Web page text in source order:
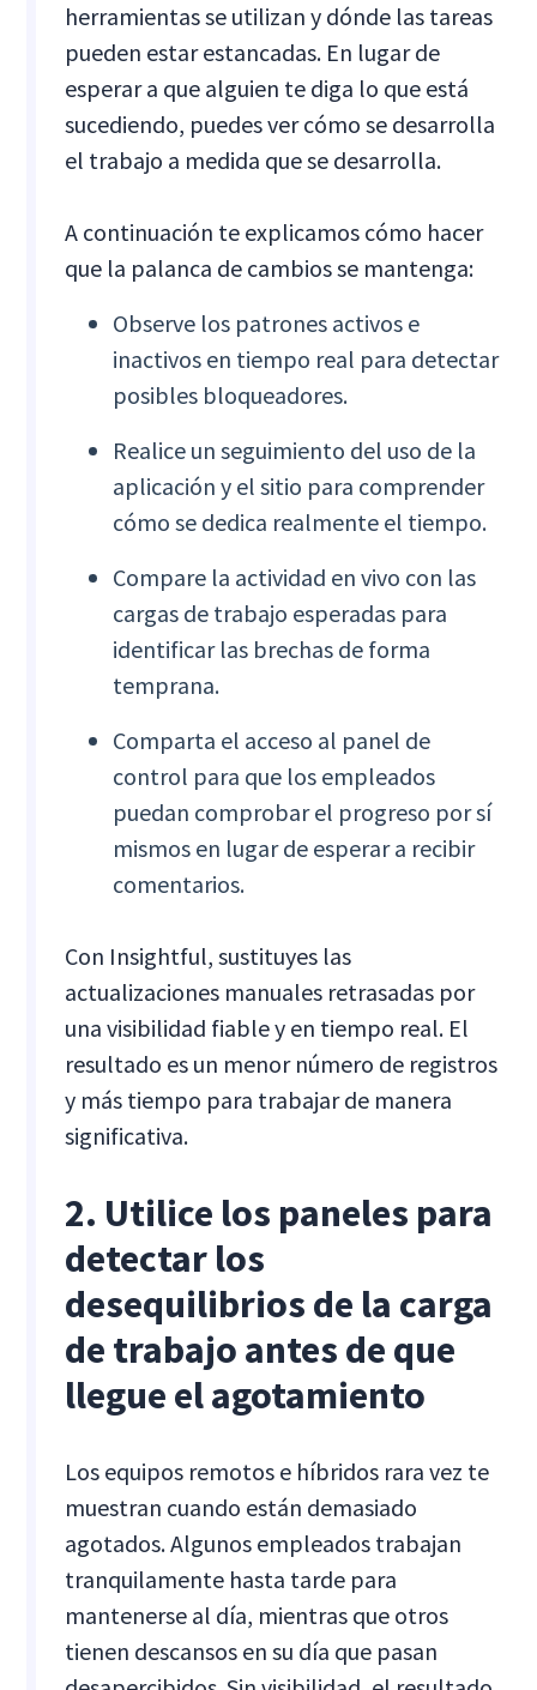
herramientas se utilizan y dónde las tareas
pueden estar estancadas. En lugar de
esperar a que alguien te diga lo que está
sucediendo, puedes ver cómo se desarrolla
el trabajo a medida que se desarrolla.
A continuación te explicamos cómo hacer
que la palanca de cambios se mantenga:
Observe los patrones activos e
inactivos en tiempo real para detectar
posibles bloqueadores.
Realice un seguimiento del uso de la
aplicación y el sitio para comprender
cómo se dedica realmente el tiempo.
Compare la actividad en vivo con las
cargas de trabajo esperadas para
identificar las brechas de forma
temprana.
Comparta el acceso al panel de
control para que los empleados
puedan comprobar el progreso por sí
mismos en lugar de esperar a recibir
comentarios.
Con Insightful, sustituyes las
actualizaciones manuales retrasadas por
una visibilidad fiable y en tiempo real. El
resultado es un menor número de registros
y más tiempo para trabajar de manera
significativa.
2. Utilice los paneles para
detectar los
desequilibrios de la carga
de trabajo antes de que
llegue el agotamiento
Los equipos remotos e híbridos rara vez te
muestran cuando están demasiado
agotados. Algunos empleados trabajan
tranquilamente hasta tarde para
mantenerse al día, mientras que otros
tienen descansos en su día que pasan